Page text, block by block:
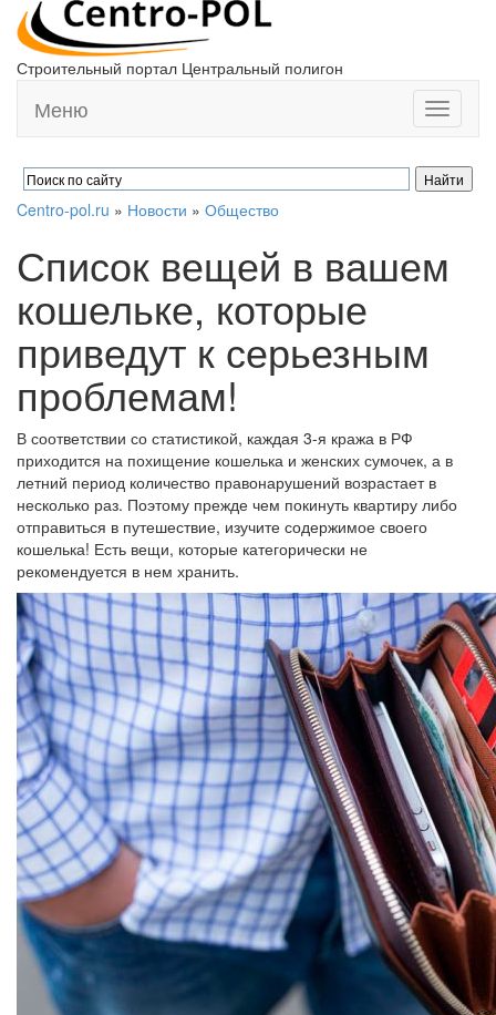
Строительный портал Центральный полигон
Toggle
Меню
Centro-pol.ru » Новости » Общество
Список вещей в вашем
кошельке, которые
приведут к серьезным
проблемам!
В соответствии со статистикой, каждая 3-я кража в РФ
приходится на похищение кошелька и женских сумочек, а в
летний период количество правонарушений возрастает в
несколько раз. Поэтому прежде чем покинуть квартиру либо
отправиться в путешествие, изучите содержимое своего
кошелька! Есть вещи, которые категорически не
рекомендуется в нем хранить.